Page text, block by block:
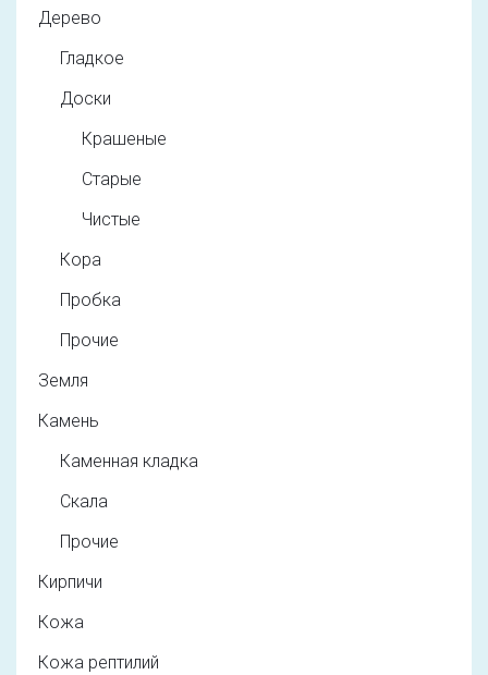
Дерево
Гладкое
Доски
Крашеные
Старые
Чистые
Кора
Пробка
Прочие
Земля
Камень
Каменная кладка
Скала
Прочие
Кирпичи
Кожа
Кожа рептилий